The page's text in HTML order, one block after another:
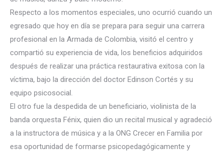
Respecto a los momentos especiales, uno ocurrió cuando un
egresado que hoy en día se prepara para seguir una carrera
profesional en la Armada de Colombia, visitó el centro y
compartió su experiencia de vida, los beneficios adquiridos
después de realizar una práctica restaurativa exitosa con la
víctima, bajo la dirección del doctor Edinson Cortés y su
equipo psicosocial.
El otro fue la despedida de un beneficiario, violinista de la
banda orquesta Fénix, quien dio un recital musical y agradeció
a la instructora de música y a la ONG Crecer en Familia por
esa oportunidad de formarse psicopedagógicamente y